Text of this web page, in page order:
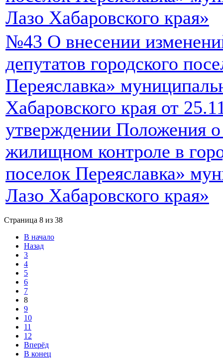
Лазо Хабаровского края»
№43 О внесении
депутатов городского
Переяславка»
Хабаровского края от
утверждении Положения
жилищном контроле в
поселок Переяславка»
Лазо Хабаровского края»
Страница 8 из 38
В начало
Назад
3
4
5
6
7
8
9
10
11
12
Вперёд
В конец